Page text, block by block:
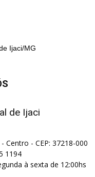
de Ijaci
Centro - CEP: 37218-000
1194
à sexta de 12:00hs